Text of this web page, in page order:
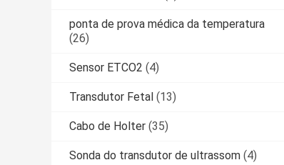
ponta de prova médica da temperatura
(26)
Sensor ETCO2 (4)
Transdutor Fetal (13)
Cabo de Holter (35)
Sonda do transdutor de ultrassom (4)